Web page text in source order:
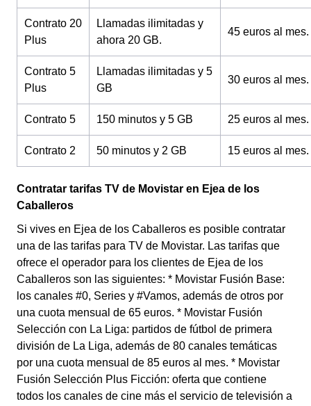
Contrato 20
Plus
Llamadas ilimitadas y
ahora 20 GB.
45 euros al mes.
Contrato 5
Plus
Llamadas ilimitadas y 5
GB
30 euros al mes.
Contrato 5 150 minutos y 5 GB 25 euros al mes.
Contrato 2 50 minutos y 2 GB 15 euros al mes.
Contratar tarifas TV de Movistar en Ejea de los
Caballeros
Si vives en Ejea de los Caballeros es posible contratar
una de las tarifas para TV de Movistar. Las tarifas que
ofrece el operador para los clientes de Ejea de los
Caballeros son las siguientes: * Movistar Fusión Base:
los canales #0, Series y #Vamos, además de otros por
una cuota mensual de 65 euros. * Movistar Fusión
Selección con La Liga: partidos de fútbol de primera
división de La Liga, además de 80 canales temáticas
por una cuota mensual de 85 euros al mes. * Movistar
Fusión Selección Plus Ficción: oferta que contiene
todos los canales de cine más el servicio de televisión a